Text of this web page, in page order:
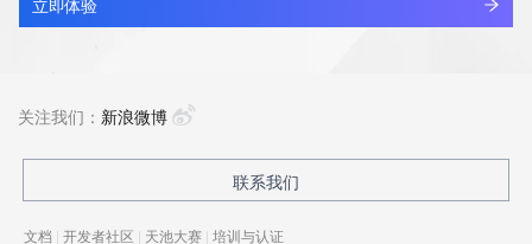
最近查询
立即体验
关注我们： 新浪微博
联系我们
文档 | 开发者社区 | 天池大赛 | 培训与认证